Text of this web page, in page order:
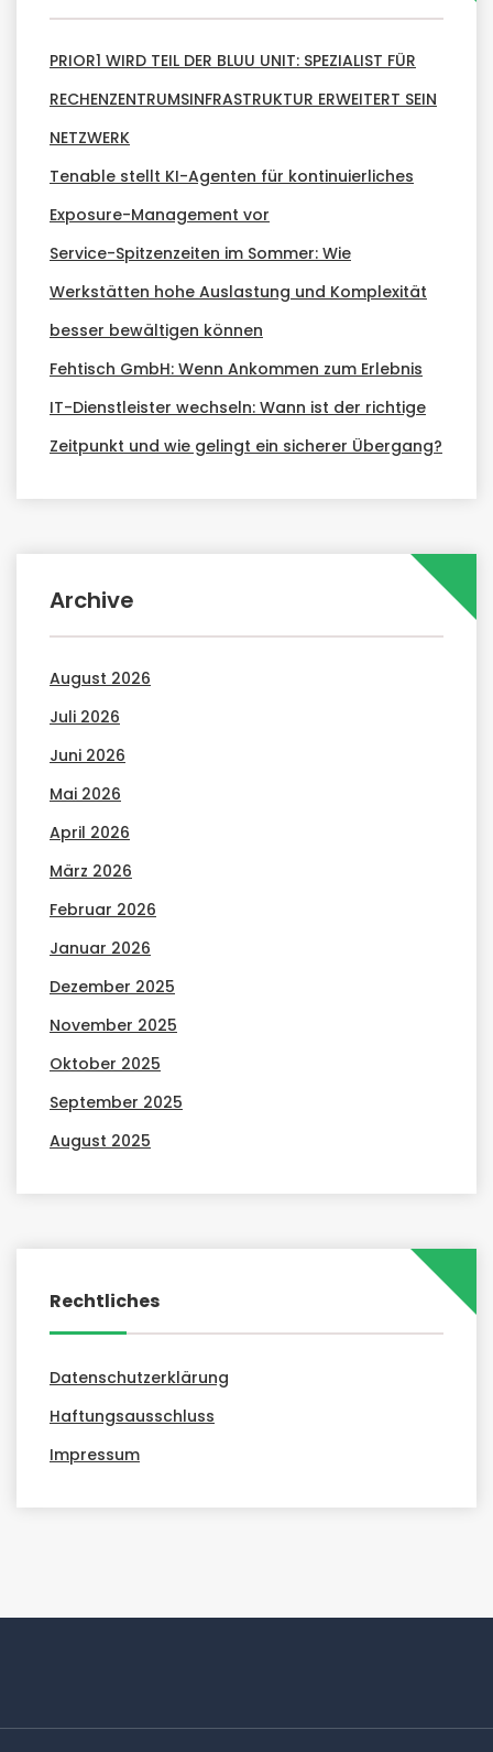
PRIOR1 WIRD TEIL DER BLUU UNIT: SPEZIALIST FÜR
RECHENZENTRUMSINFRASTRUKTUR ERWEITERT SEIN
NETZWERK
Tenable stellt KI-Agenten für kontinuierliches
Exposure-Management vor
Service-Spitzenzeiten im Sommer: Wie
Werkstätten hohe Auslastung und Komplexität
besser bewältigen können
Fehtisch GmbH: Wenn Ankommen zum Erlebnis
IT-Dienstleister wechseln: Wann ist der richtige
Zeitpunkt und wie gelingt ein sicherer Übergang?
Archive
August 2026
Juli 2026
Juni 2026
Mai 2026
April 2026
März 2026
Februar 2026
Januar 2026
Dezember 2025
November 2025
Oktober 2025
September 2025
August 2025
Rechtliches
Datenschutzerklärung
Haftungsausschluss
Impressum